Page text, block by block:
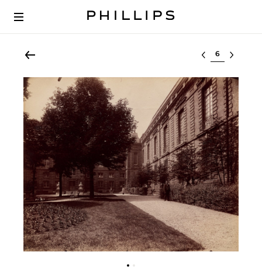
Select lot